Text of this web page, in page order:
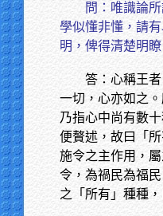
問：唯識論
學似懂非懂，請
明，俾得清楚明瞭
答：心稱王
一切，心亦如之
乃指心中尚有數
便贅述，故曰「
施令之主作用，
令，為禍民為福
之「所有」種種